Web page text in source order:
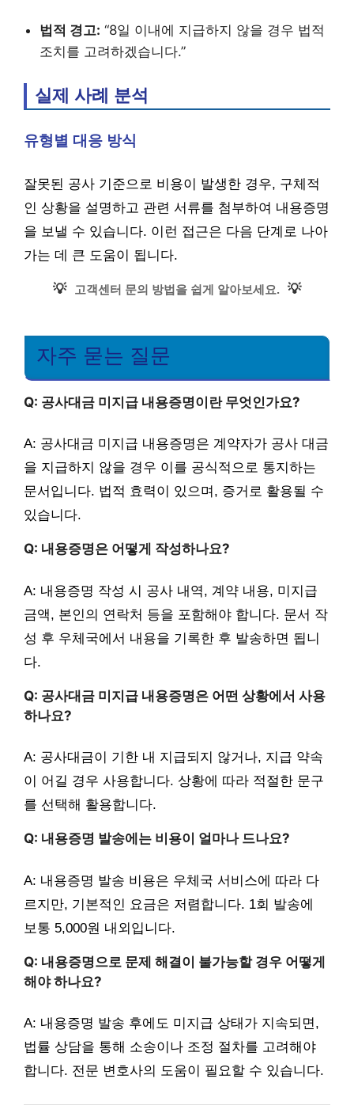
법적 경고: “8일 이내에 지급하지 않을 경우 법적
조치를 고려하겠습니다.”
실제 사례 분석
유형별 대응 방식
잘못된 공사 기준으로 비용이 발생한 경우, 구체적
인 상황을 설명하고 관련 서류를 첨부하여 내용증명
을 보낼 수 있습니다. 이런 접근은 다음 단계로 나아
가는 데 큰 도움이 됩니다.
💡 고객센터 문의 방법을 쉽게 알아보세요. 💡
자주 묻는 질문
Q: 공사대금 미지급 내용증명이란 무엇인가요?
A: 공사대금 미지급 내용증명은 계약자가 공사 대금
을 지급하지 않을 경우 이를 공식적으로 통지하는
문서입니다. 법적 효력이 있으며, 증거로 활용될 수
있습니다.
Q: 내용증명은 어떻게 작성하나요?
A: 내용증명 작성 시 공사 내역, 계약 내용, 미지급
금액, 본인의 연락처 등을 포함해야 합니다. 문서 작
성 후 우체국에서 내용을 기록한 후 발송하면 됩니
다.
Q: 공사대금 미지급 내용증명은 어떤 상황에서 사용
하나요?
A: 공사대금이 기한 내 지급되지 않거나, 지급 약속
이 어길 경우 사용합니다. 상황에 따라 적절한 문구
를 선택해 활용합니다.
Q: 내용증명 발송에는 비용이 얼마나 드나요?
A: 내용증명 발송 비용은 우체국 서비스에 따라 다
르지만, 기본적인 요금은 저렴합니다. 1회 발송에
보통 5,000원 내외입니다.
Q: 내용증명으로 문제 해결이 불가능할 경우 어떻게
해야 하나요?
A: 내용증명 발송 후에도 미지급 상태가 지속되면,
법률 상담을 통해 소송이나 조정 절차를 고려해야
합니다. 전문 변호사의 도움이 필요할 수 있습니다.